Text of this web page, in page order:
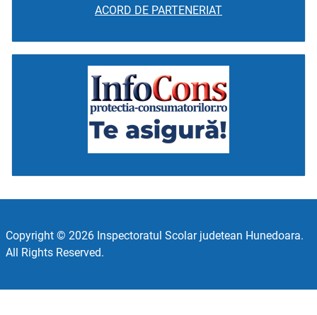
ACORD DE PARTENERIAT
Copyright © 2026 Inspectoratul Scolar judetean Hunedoara.
All Rights Reserved.